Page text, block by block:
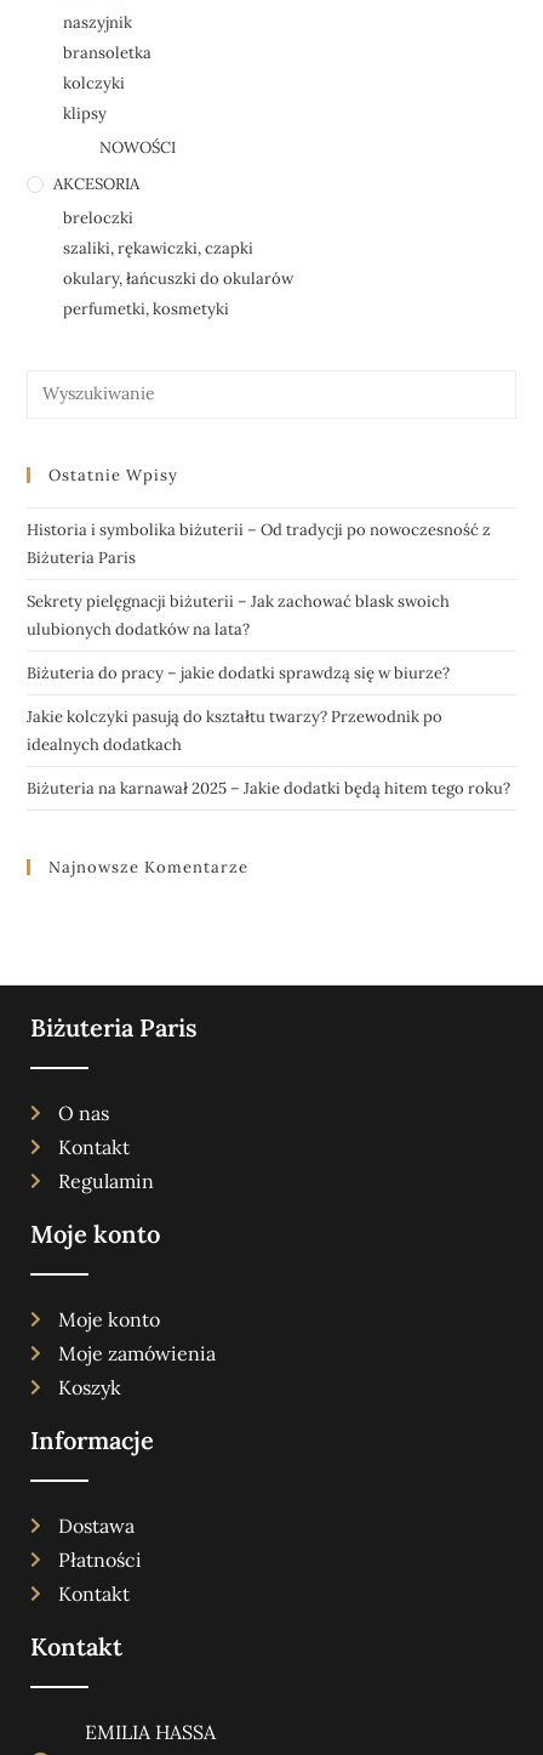
naszyjnik
bransoletka
kolczyki
klipsy
NOWOŚCI
AKCESORIA
breloczki
szaliki, rękawiczki, czapki
okulary, łańcuszki do okularów
perfumetki, kosmetyki
Ostatnie Wpisy
Historia i symbolika biżuterii – Od tradycji po nowoczesność z
Biżuteria Paris
Sekrety pielęgnacji biżuterii – Jak zachować blask swoich
ulubionych dodatków na lata?
Biżuteria do pracy – jakie dodatki sprawdzą się w biurze?
Jakie kolczyki pasują do kształtu twarzy? Przewodnik po
idealnych dodatkach
Biżuteria na karnawał 2025 – Jakie dodatki będą hitem tego roku?
Najnowsze Komentarze
Biżuteria Paris
O nas
Kontakt
Regulamin
Moje konto
Moje konto
Moje zamówienia
Koszyk
Informacje
Dostawa
Płatności
Kontakt
Kontakt
EMILIA HASSA